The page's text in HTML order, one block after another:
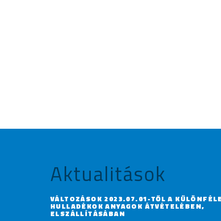
Aktualitások
VÁLTOZÁSOK 2023.07.01-TŐL A
HULLADÉKOK ANYAGOK ÁTVÉTELÉBEN,
ELSZÁLLÍTÁSÁBAN